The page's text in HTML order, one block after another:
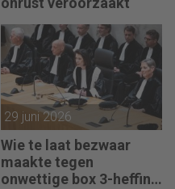
29 juni 2026
Wie te laat bezwaar
maakte tegen
onwettige box 3-heffing